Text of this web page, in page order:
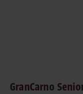
GranCarno